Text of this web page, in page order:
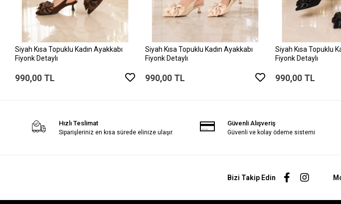
Siyah Kısa Topuklu Kadın Ayakkabı
Fiyonk Detaylı
990,00 TL
Siyah Kısa Topuklu Kadın Ayakkabı
Fiyonk Detaylı
990,00 TL
Siyah Kısa Topuklu
Fiyonk Detaylı
990,00 TL
Hızlı Teslimat
Siparişleriniz en kısa sürede elinize ulaşır.
Güvenli Alışveriş
Güvenli ve kolay ödeme sistemi
Bizi Takip Edin